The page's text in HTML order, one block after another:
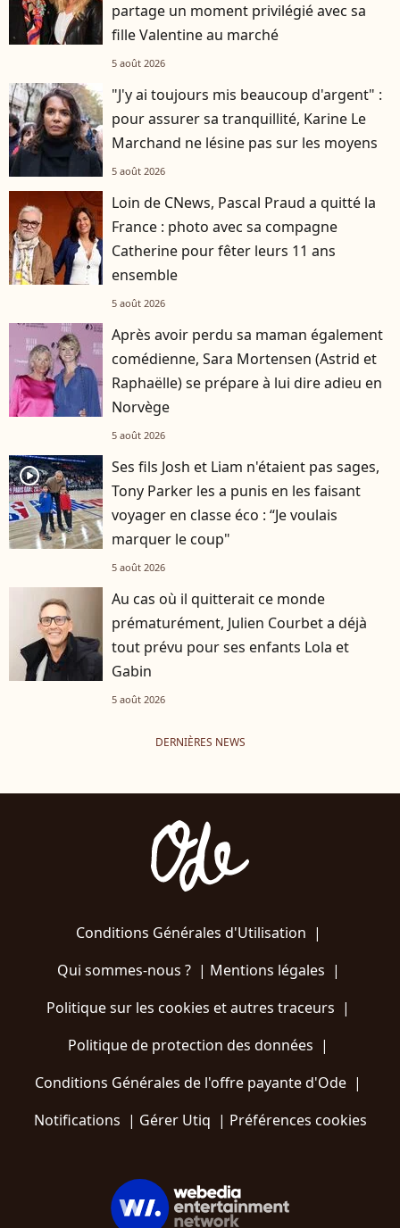
partage un moment privilégié avec sa
fille Valentine au marché
5 août 2026
"J'y ai toujours mis beaucoup d'argent" :
pour assurer sa tranquillité, Karine Le
Marchand ne lésine pas sur les moyens
5 août 2026
Loin de CNews, Pascal Praud a quitté la
France : photo avec sa compagne
Catherine pour fêter leurs 11 ans
ensemble
5 août 2026
Après avoir perdu sa maman également
comédienne, Sara Mortensen (Astrid et
Raphaëlle) se prépare à lui dire adieu en
Norvège
5 août 2026
player2
Ses fils Josh et Liam n'étaient pas sages,
Tony Parker les a punis en les faisant
voyager en classe éco : “Je voulais
marquer le coup"
5 août 2026
Au cas où il quitterait ce monde
prématurément, Julien Courbet a déjà
tout prévu pour ses enfants Lola et
Gabin
5 août 2026
DERNIÈRES NEWS
Conditions Générales d'Utilisation |
Qui sommes-nous ?| Mentions légales |
Politique sur les cookies et autres traceurs |
Politique de protection des données |
Conditions Générales de l'offre payante d'Ode |
Notifications | Gérer Utiq | Préférences cookies